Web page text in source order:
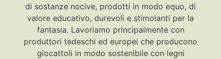
di sostanze nocive, prodotti in modo equo, di
valore educativo, durevoli e stimolanti per la
fantasia. Lavoriamo principalmente con
produttori tedeschi ed europei che producono
giocattoli in modo sostenibile con legni